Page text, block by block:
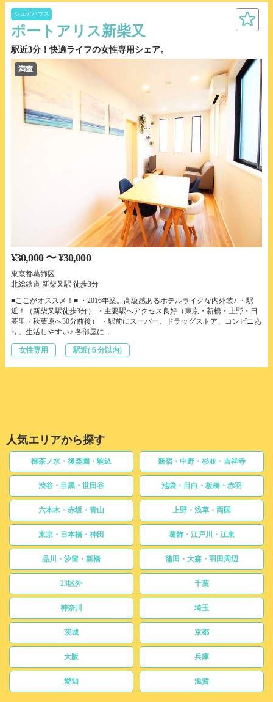
シェアハウス
ポートアリス新柴又
駅近3分！快適ライフの女性専用シェア。
満室
¥30,000 〜 ¥30,000
東京都葛飾区
北総鉄道 新柴又駅 徒歩3分
■ここがオススメ！■ ・2016年築。高級感あるホテルライクな内外装♪ ・駅
近！（新柴又駅徒歩3分） ・主要駅へアクセス良好（東京・新橋・上野・日
暮里・秋葉原へ30分前後） ・駅前にスーパー、ドラッグストア、コンビニあ
り。生活しやすい♪ 各部屋に...
女性専用 駅近(５分以内)
人気エリアから探す
御茶ノ水・後楽園・駒込 新宿・中野・杉並・吉祥寺
渋谷・目黒・世田谷 池袋・目白・板橋・赤羽
六本木・赤坂・青山 上野・浅草・両国
東京・日本橋・神田 葛飾・江戸川・江東
品川・汐留・新橋 蒲田・大森・羽田周辺
23区外 千葉
神奈川 埼玉
茨城 京都
大阪 兵庫
愛知 滋賀